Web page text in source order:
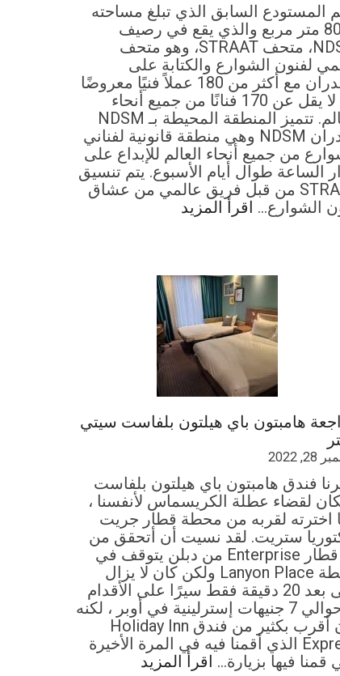
المستودع السابق الذي تبلغ مساحته
8000 متر مربع والذي يقع في رصيف
NDSM، متحف STRAAT، وهو متحف
لفنون الشوارع والكتابة على
الجدران مع أكثر من 180 عملاً فنيًا معروضًا
لما لا يقل عن 170 فنانًا من جميع أنحاء
العالم. تتميز المنطقة المحيطة بـ NDSM
بجدران NDSM وهي منطقة قانونية لفناني
من جميع أنحاء العالم للإبداع على
الساعة طوال أيام الأسبوع. يتم تنسيق
STRAAT من قبل فريق عالمي من عشاق
الشوارع… اقرأ المزيد
هامبتون باي هيلتون بلفاست سيتي
2022
فندق هامبتون باي هيلتون بلفاست
لقضاء عطلة الكريسماس لأنفسنا ،
اخترته لقربه من محطة قطار جريت
ستريت. لقد نسيت أن أتحقق من
أن قطار Enterprise من دبلن يتوقف في
محطة Lanyon Place ولكن كان لا يزال
على بعد 20 دقيقة فقط سيرًا على الأقدام
أو حوالي 7 جنيهات إسترلينية في أوبر ، لكنه
كان أقرب بكثير من فندق Holiday Inn
Express الذي أقمنا فيه في المرة الأخيرة
قمنا فيها بزيارة… اقرأ المزيد